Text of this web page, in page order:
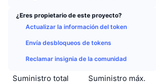
¿Eres propietario de este proyecto?
Actualizar la información del token
Envía desbloqueos de tokens
Reclamar insignia de la comunidad
Suministro total
Suministro máx.